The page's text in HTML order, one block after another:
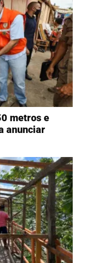
metros e
anunciar